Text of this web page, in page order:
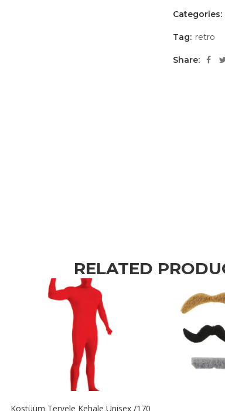
Categories:
Tag: retro
Share:
RELATED
Kostüüm Tervele Kehale Unisex /170